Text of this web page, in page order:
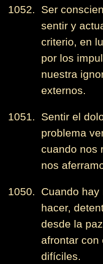
1052. Ser
sentir y
criterio, en
por los
nuestra
externos.
1051. Sentir el
problema
cuando nos
nos
1050. Cuando hay
hacer,
desde la
afrontar con
difíciles.